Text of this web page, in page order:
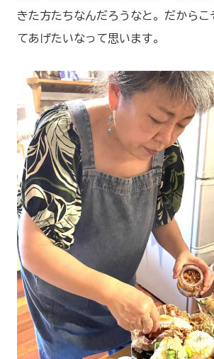
きた方たちなんだろうなと。だからこ
てあげたいなって思います。